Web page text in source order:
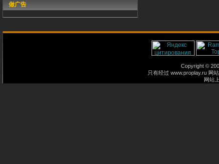
做广告
Copyright ©
只有经过 www.proplay.ru 网
网站